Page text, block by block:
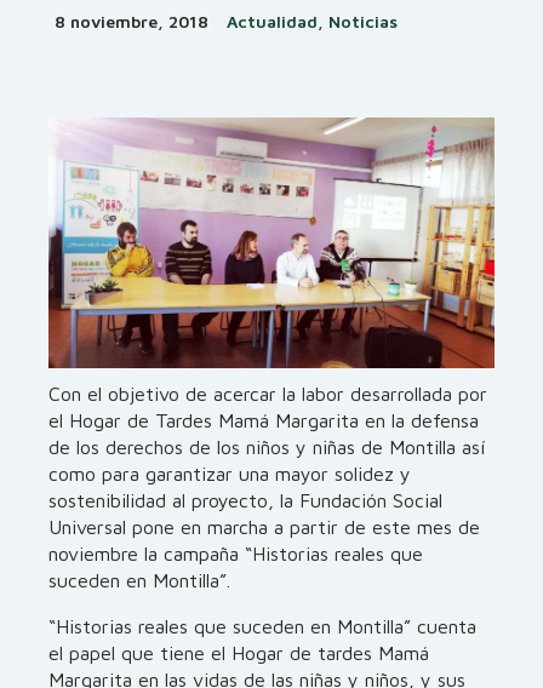
8 noviembre, 2018 Actualidad, Noticias
Con el objetivo de acercar la labor desarrollada por
el Hogar de Tardes Mamá Margarita en la defensa
de los derechos de los niños y niñas de Montilla así
como para garantizar una mayor solidez y
sostenibilidad al proyecto, la Fundación Social
Universal pone en marcha a partir de este mes de
noviembre la campaña “Historias reales que
suceden en Montilla”.
“Historias reales que suceden en Montilla” cuenta
el papel que tiene el Hogar de tardes Mamá
Margarita en las vidas de las niñas y niños, y sus